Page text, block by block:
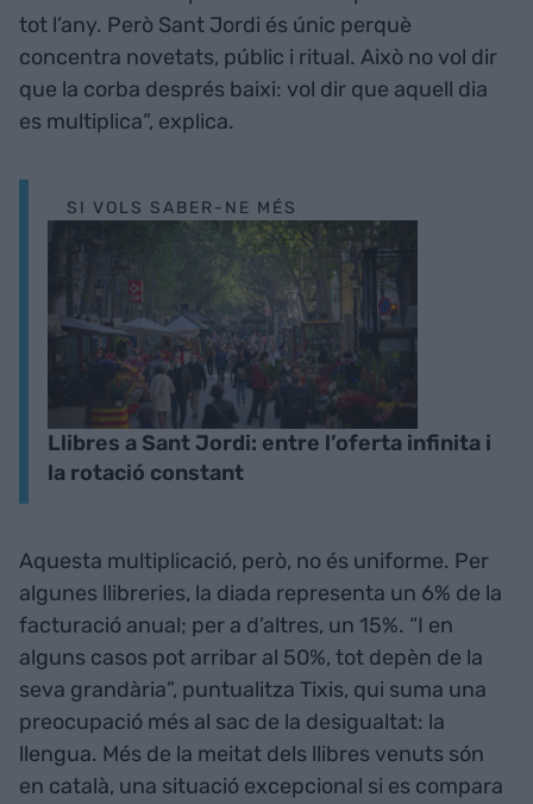
tot l’any. Però Sant Jordi és únic perquè
concentra novetats, públic i ritual. Això no vol dir
que la corba després baixi: vol dir que aquell dia
es multiplica”, explica.
SI VOLS SABER-NE MÉS
Llibres a Sant Jordi: entre l’oferta infinita i
la rotació constant
Aquesta multiplicació, però, no és uniforme. Per
algunes llibreries, la diada representa un 6% de la
facturació anual; per a d’altres, un 15%. “I en
alguns casos pot arribar al 50%, tot depèn de la
seva grandària”, puntualitza Tixis, qui suma una
preocupació més al sac de la desigualtat: la
llengua. Més de la meitat dels llibres venuts són
en català, una situació excepcional si es compara